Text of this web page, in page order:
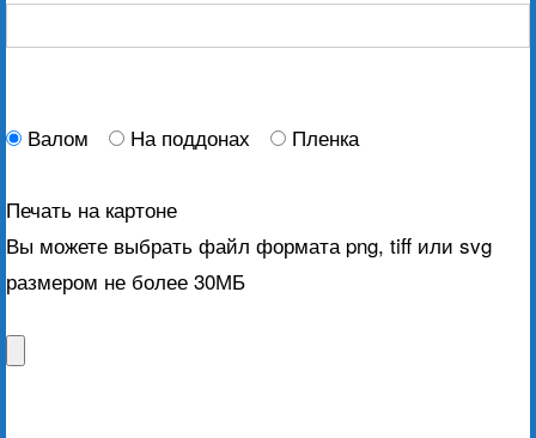
Валом На поддонах Пленка
Печать на картоне
Вы можете выбрать файл формата png, tiff или svg
размером не более 30МБ